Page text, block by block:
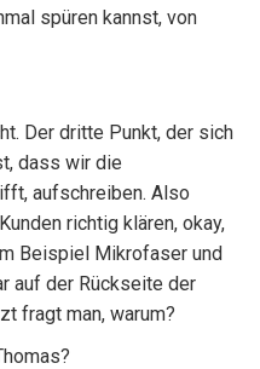
spüren kannst, von
Der dritte Punkt, der sich
dass wir die
aufschreiben. Also
richtig klären, okay,
Beispiel Mikrofaser und
auf der Rückseite der
fragt man, warum?